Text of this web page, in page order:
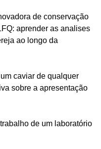
de conservação
aprender as analises
ao longo da
caviar de qualquer
sobre a apresentação
de um laboratório